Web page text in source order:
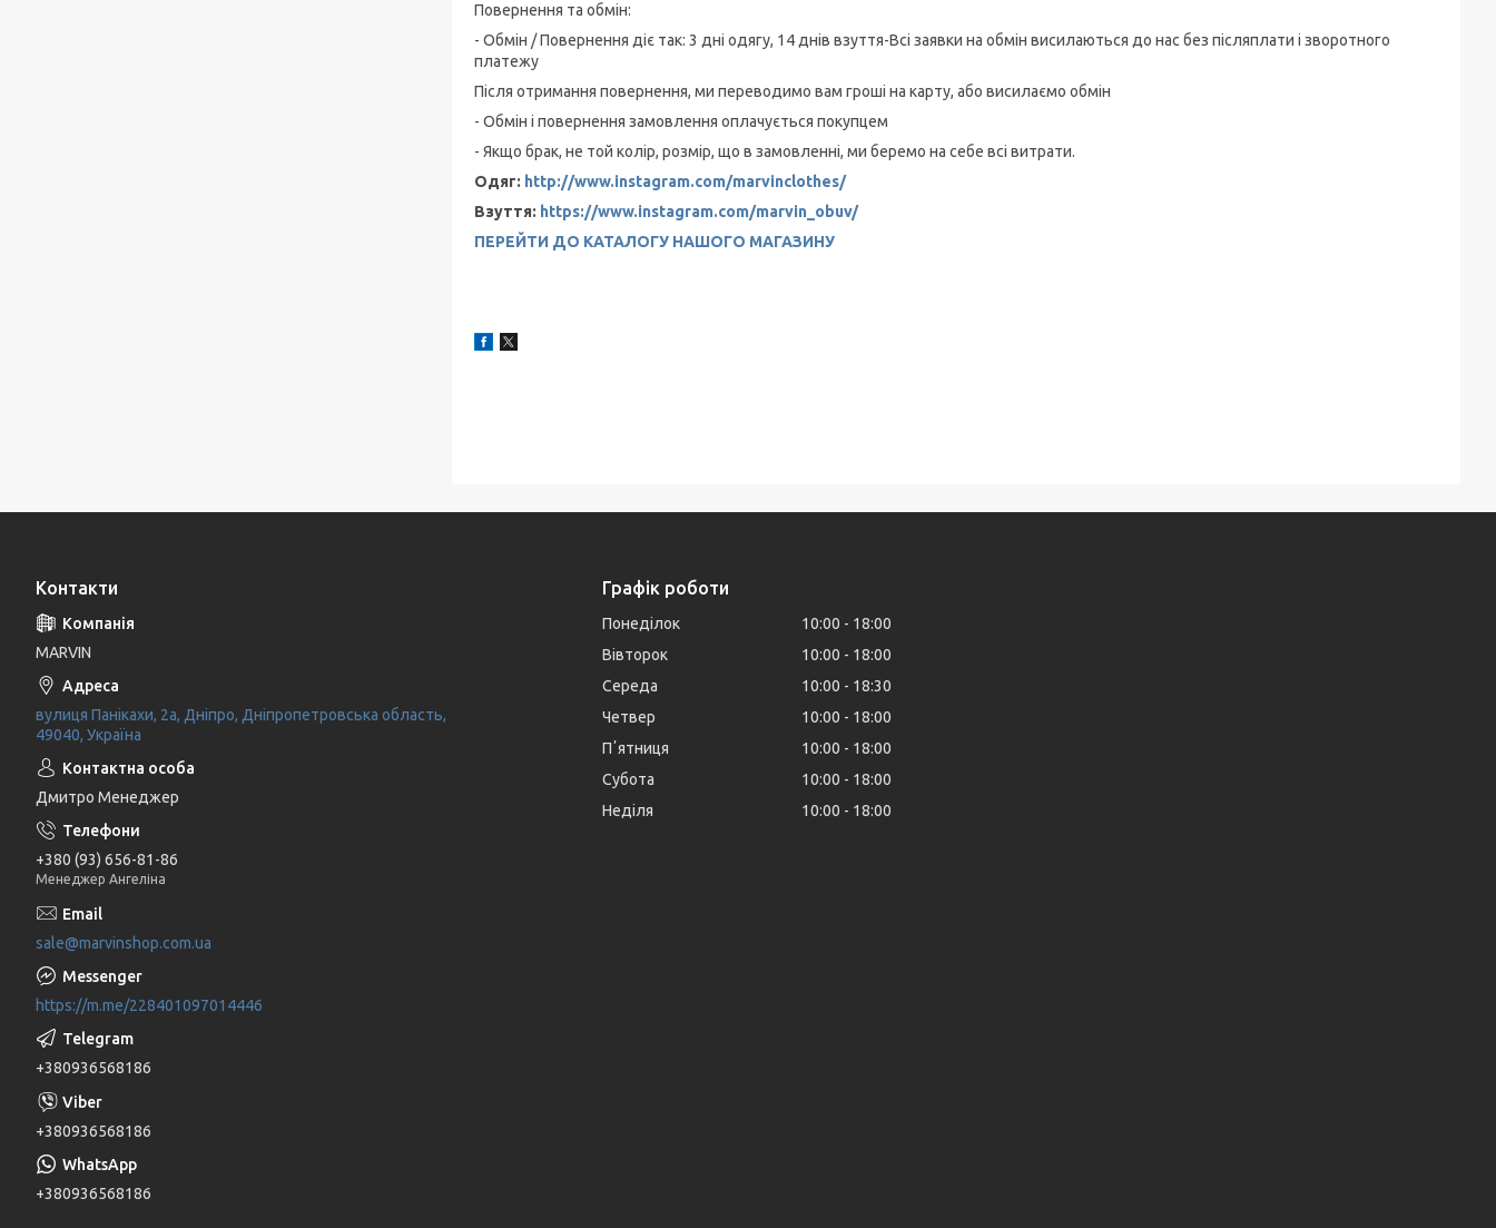
Повернення та обмін:
- Обмін / Повернення діє так: 3 дні одягу, 14 днів взуття-Всі заявки на обмін висилаються до нас без післяплати і зворотного
платежу
Після отримання повернення, ми переводимо вам гроші на карту, або висилаємо обмін
- Обмін і повернення замовлення оплачується покупцем
- Якщо брак, не той колір, розмір, що в замовленні, ми беремо на себе всі витрати.
Одяг: http://www.instagram.com/marvinclothes/
Взуття: https://www.instagram.com/marvin_obuv/
ПЕРЕЙТИ ДО КАТАЛОГУ НАШОГО МАГАЗИНУ
Контакти
MARVIN
вулиця Панікахи, 2а, Дніпро, Дніпропетровська область,
49040, Україна
Дмитро Менеджер
+380 (93) 656-81-86
Менеджер Ангеліна
sale@marvinshop.com.ua
https://m.me/228401097014446
+380936568186
+380936568186
+380936568186
Графік роботи
Понеділок 10:00
18:00
Вівторок
10:00
18:00
Середа
10:00
18:30
Четвер
10:00
18:00
Пʼятниця
10:00
18:00
Субота
10:00
18:00
Неділя
10:00 18:00